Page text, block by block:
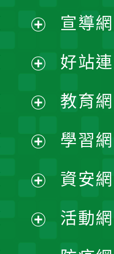
開
選
單
開
選
單
開
選
單
開
選
開
宣導
好站
教育
學習
資安
活動